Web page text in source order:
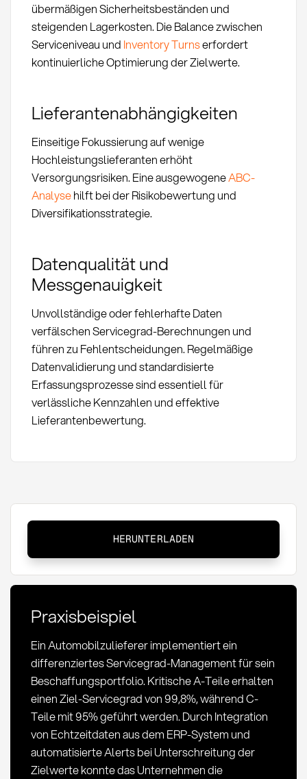
übermäßigen Sicherheitsbeständen und
steigenden Lagerkosten. Die Balance zwischen
Serviceniveau und Inventory Turnserfordert
kontinuierliche Optimierung der Zielwerte.
Lieferantenabhängigkeiten
Einseitige Fokussierung auf wenige
Hochleistungslieferanten erhöht
Versorgungsrisiken. Eine ausgewogeneABC-
Analysehilft bei der Risikobewertung und
Diversifikationsstrategie.
Datenqualität und
Messgenauigkeit
Unvollständige oder fehlerhafte Daten
verfälschen Servicegrad-Berechnungen und
führen zu Fehlentscheidungen. Regelmäßige
Datenvalidierung und standardisierte
Erfassungsprozesse sind essentiell für
verlässliche Kennzahlen und effektive
Lieferantenbewertung.
Servicegrad:
Definition,
Messung
und
im
Einkauf
HERUNTERLADEN
Praxisbeispiel
Ein Automobilzulieferer implementiert ein
differenziertes Servicegrad-Management für sein
Beschaffungsportfolio. Kritische A-Teile erhalten
einen Ziel-Servicegrad von 99,8%, während C-
Teile mit 95% geführt werden. Durch Integration
von Echtzeitdaten aus dem ERP-System und
automatisierte Alerts bei Unterschreitung der
Zielwerte konnte das Unternehmen die